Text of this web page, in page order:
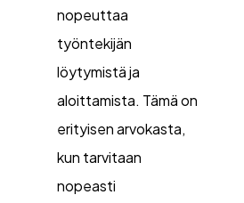
nopeuttaa
työntekijän
löytymistä ja
aloittamista. Tämä on
erityisen arvokasta,
kun tarvitaan
nopeasti